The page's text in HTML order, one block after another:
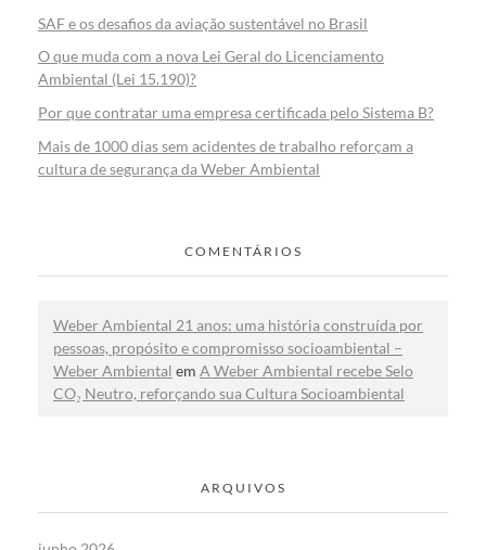
SAF e os desafios da aviação sustentável no Brasil
O que muda com a nova Lei Geral do Licenciamento
Ambiental (Lei 15.190)?
Por que contratar uma empresa certificada pelo Sistema B?
Mais de 1000 dias sem acidentes de trabalho reforçam a
cultura de segurança da Weber Ambiental
COMENTÁRIOS
Weber Ambiental 21 anos: uma história construída por
pessoas, propósito e compromisso socioambiental –
Weber Ambiental em A Weber Ambiental recebe Selo
CO₂ Neutro, reforçando sua Cultura Socioambiental
ARQUIVOS